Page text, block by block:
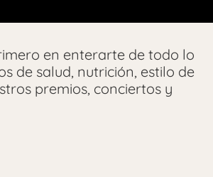
en enterarte de todo lo
de salud, nutrición, estilo de
premios, conciertos y